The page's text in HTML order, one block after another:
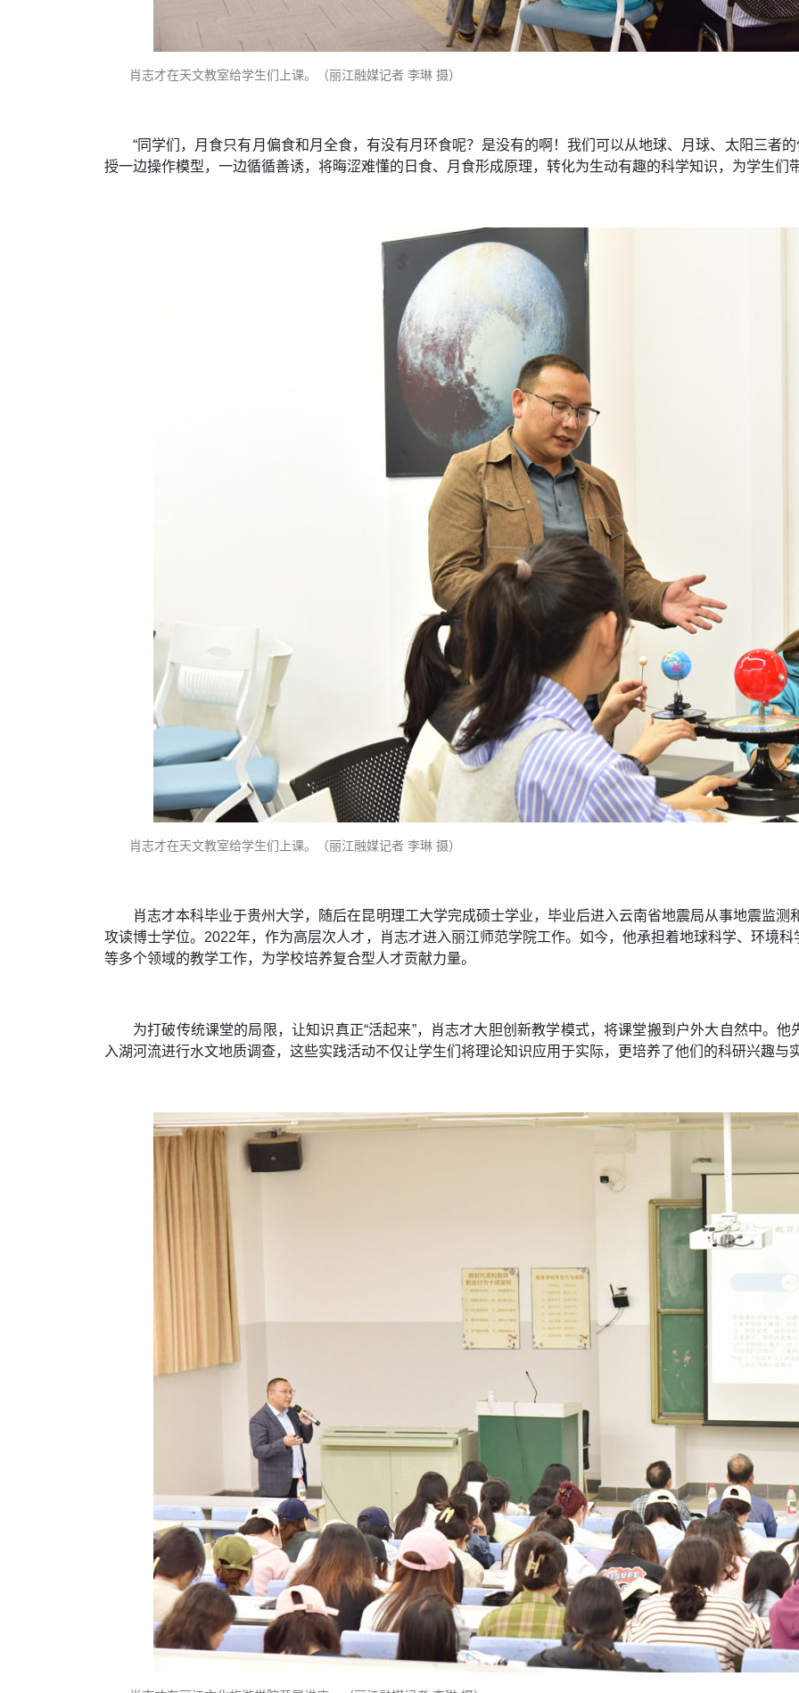
肖志才在天文教室给学生们上课。（丽江融媒记者 李琳 摄）
“同学们，月食只有月偏食和月全食，有没有月环食呢？是没有的啊！我们可以从地球、月球、太阳三者
授一边操作模型，一边循循善诱，将晦涩难懂的日食、月食形成原理，转化为生动有趣的科学知识，为学生们
肖志才在天文教室给学生们上课。（丽江融媒记者 李琳 摄）
肖志才本科毕业于贵州大学，随后在昆明理工大学完成硕士学业，毕业后进入云南省地震局从事地震监
攻读博士学位。2022年，作为高层次人才，肖志才进入丽江师范学院工作。如今，他承担着地球科学、环境
等多个领域的教学工作，为学校培养复合型人才贡献力量。
为打破传统课堂的局限，让知识真正“活起来”，肖志才大胆创新教学模式，将课堂搬到户外大自然中。
入湖河流进行水文地质调查，这些实践活动不仅让学生们将理论知识应用于实际，更培养了他们的科研兴趣与